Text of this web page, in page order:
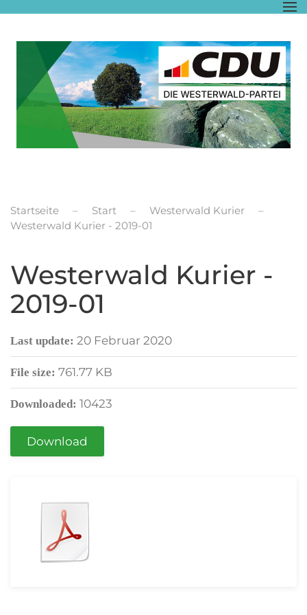
Zum Hauptinhalt springen
Startseite Start
Westerwald Kurier
Westerwald Kurier - 2019-01
Westerwald Kurier -
2019-01
Last update: 20 Februar 2020
File size: 761.77 KB
Downloaded: 10423
Download